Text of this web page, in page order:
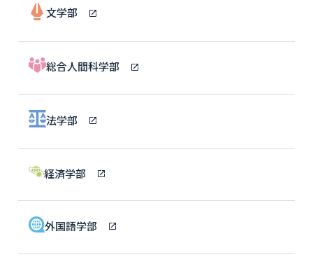
文学部
総合人間科学部
法学部
経済学部
外国語学部